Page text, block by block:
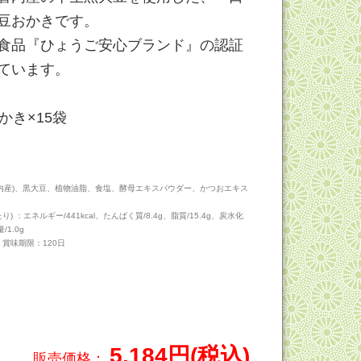
おかきです。
品『ひょうご安心ブランド』の認証
います。
き×15袋
産)、黒大豆、植物油脂、食塩、酵母エキスパウダー、かつおエキス
) ：エネルギー/441kcal、たんぱく質/8.4g、脂質/15.4g、炭水化
/1.0g
味期限：120日
5,184円(税込)